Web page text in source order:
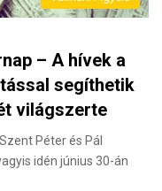
– A hívek a
segíthetik
világszerte
Péter és Pál
idén június 30-án